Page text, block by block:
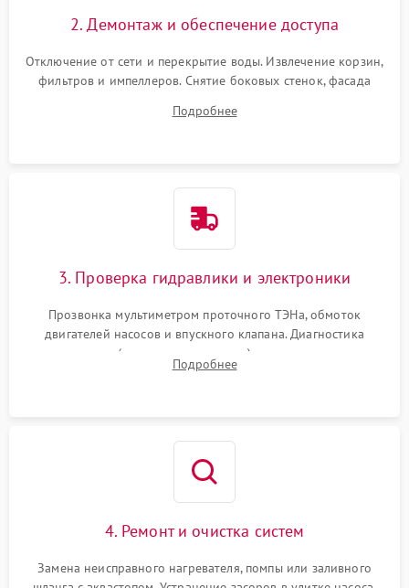
2. Демонтаж и обеспечение доступа
Отключение от сети и перекрытие воды. Извлечение корзин,
фильтров и импеллеров. Снятие боковых стенок, фасада
циркуляционному насосу, ТЭНу и сливной помпе.
Подробнее
3. Проверка гидравлики и электроники
Прозвонка мультиметром проточного ТЭНа, обмоток
двигателей насосов и впускного клапана. Диагностика
прессостата (датчика уровня воды), датчика мутности,
концевика дверцы и электронного модуля управления.
Подробнее
4. Ремонт и очистка систем
Замена неисправного нагревателя, помпы или заливного